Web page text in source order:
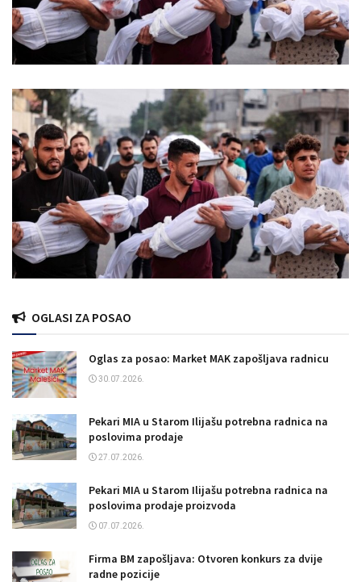
OGLASI ZA POSAO
Oglas za posao: Market MAK zapošljava radnicu
30.07.2026.
Pekari MIA u Starom Ilijašu potrebna radnica na
poslovima prodaje
27.07.2026.
Pekari MIA u Starom Ilijašu potrebna radnica na
poslovima prodaje proizvoda
07.07.2026.
Firma BM zapošljava: Otvoren konkurs za dvije
radne pozicije